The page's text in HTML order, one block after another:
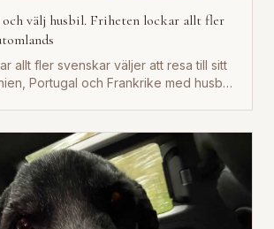
välj husbil. Friheten lockar allt fler
allt fler svenskar väljer att resa till sitt
Portugal och Frankrike med husbil